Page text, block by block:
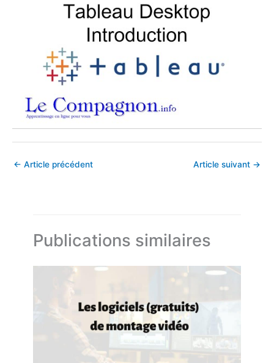
← Article précédent Article suivant →
Publications similaires